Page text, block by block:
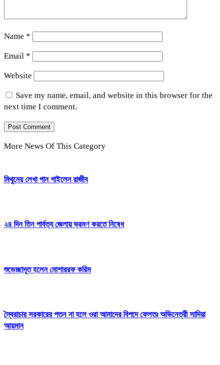
Name *
Email *
Website
Save my name, email, and website in this browser for the
next time I comment.
More News Of This Category
মিথুনের লেখা গান গাইলেন রাজীব
২৪ দিন তিন পার্বত্য জেলায় ভ্রমণ করতে নিষেধ
শুভেচ্ছাদূত হলেন মোশাররফ করিম
স্বৈরাচার সরকারের পতন না হলে ওরা আমাদের বিপদে ফেলতঃ অভিনেত্রী সাদিয়া
আয়মান